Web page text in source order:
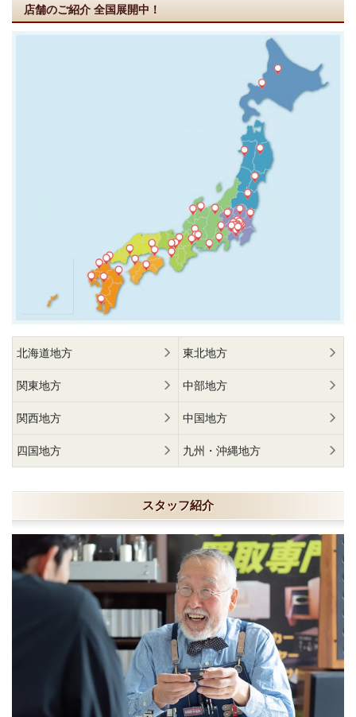
店舗のご紹介 全国展開中！
北海道地方 東北地方
関東地方 中部地方
関西地方 中国地方
四国地方 九州・沖縄地方
スタッフ紹介